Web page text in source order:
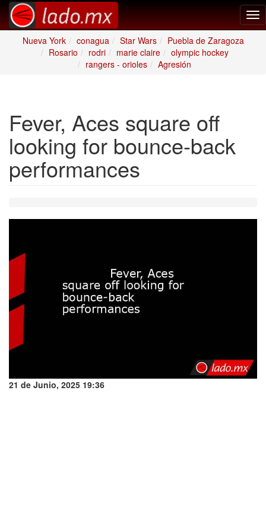
Nueva York
conagua Star Wars
Puebla de Zaragoza
Rosario
rodri marie claire
olympic hockey
rangers - orioles
Agresión
Fever, Aces square off
looking for bounce-back
performances
21 de Junio, 2025 19:36